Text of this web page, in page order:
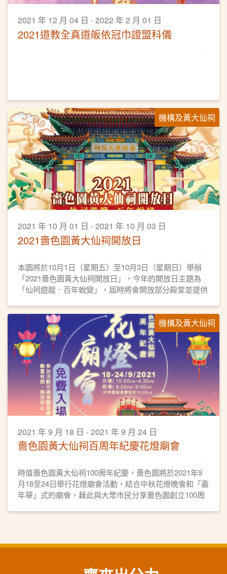
2021 年 12 月 04 日 - 2022 年 2 月 01 日
2021道教全真道皈依冠巾證盟科儀
機構及黃大仙祠
2021 年 10 月 01 日 - 2021 年 10 月 03 日
2021嗇色園黃大仙祠開放日
本園將於10月1日（星期五）至10月3日（星期日）舉辦
「2021嗇色園黃大仙祠開放日」，今年的開放日主題為
「仙祠遊蹤．百年蛻變」，屆時將會開放部分殿堂並提供
機構及黃大仙祠
2021 年 9 月 18 日 - 2021 年 9 月 24 日
嗇色園黃大仙祠百周年紀慶花燈廟會
時值嗇色園黃大仙祠100周年紀慶，嗇色園將於2021年9
月18至24日舉行花燈廟會活動，結合中秋花燈晚會和「嘉
年華」式的廟會，藉此與大眾市民分享嗇色園創立100周